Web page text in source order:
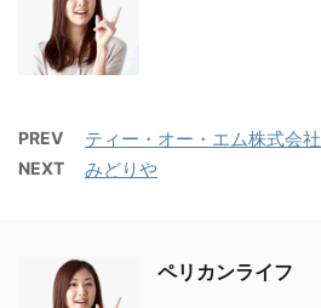
PREV ティー・オー・エム株式会社
NEXT みどりや
ペリカンライフ